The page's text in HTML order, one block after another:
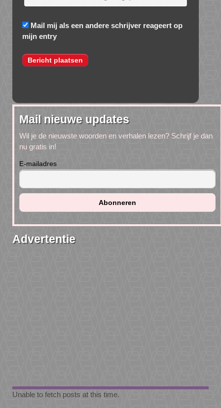
Mail mij als een andere schrijver reageert op
mijn entry
Mail nieuwe updates
Wil je de nieuwste woorden en verhalen lezen? Schrijf je dan
nu gratis in!
E-mailadres
Advertentie
Unable to fetch posts at this time.